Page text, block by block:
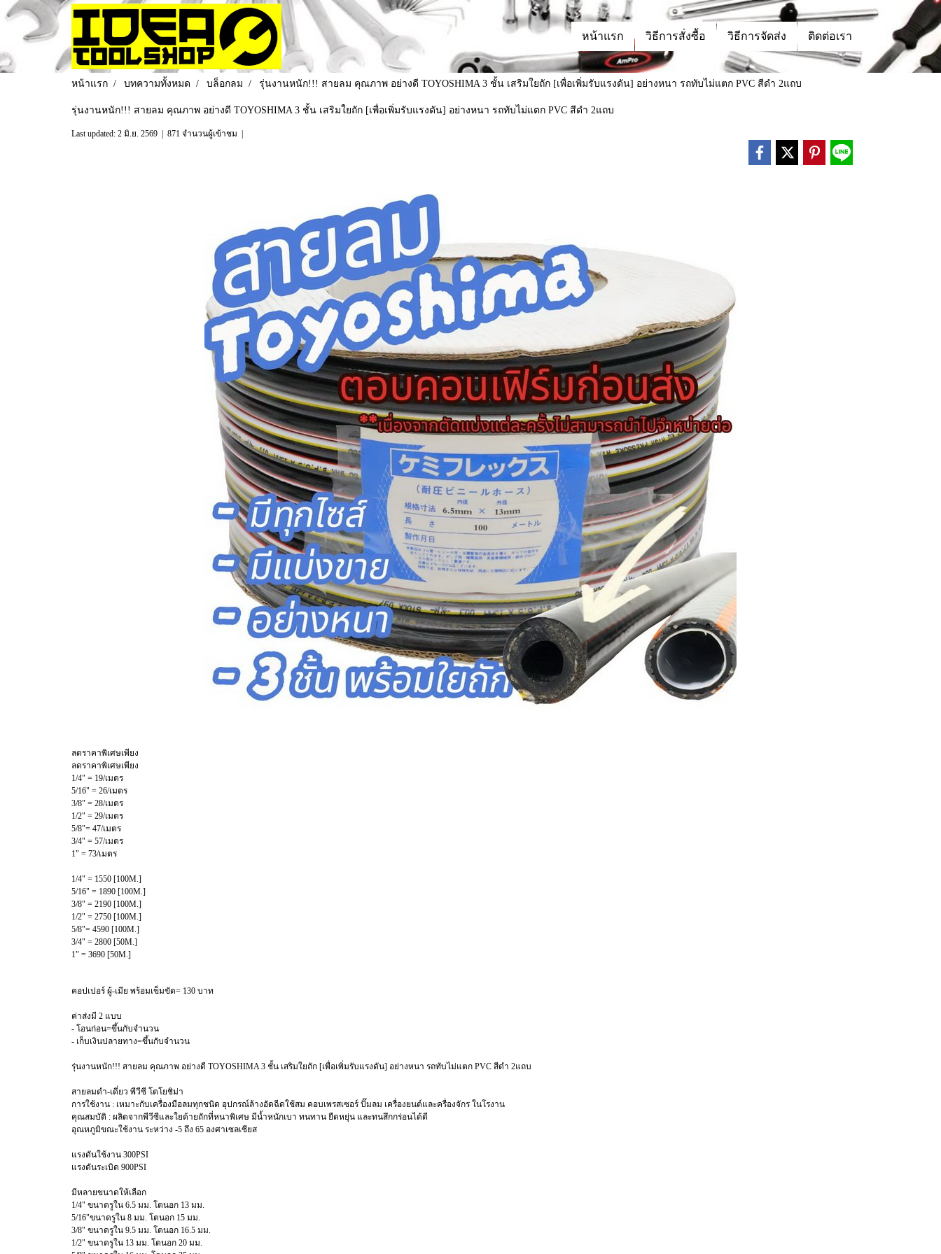
หน้าแรก วิธีการสั่งซื้อ วิธีการจัดส่ง ติดต่อเรา
หน้าแรก บทความทั้งหมด บล็อกลม รุ่นงานหนัก!!! สายลม คุณภาพ อย่างดี TOYOSHIMA 3 ชั้น เสริมใยถัก [เพื่อเพิ่มรับแรงดัน] อย่างหนา รถทับไม่แตก PVC สีดำ 2แถบ
รุ่นงานหนัก!!! สายลม คุณภาพ อย่างดี TOYOSHIMA 3 ชั้น เสริมใยถัก [เพื่อเพิ่มรับแรงดัน] อย่างหนา รถทับไม่แตก PVC สีดำ 2แถบ
Last updated: 2 มิ.ย. 2569 871 จำนวนผู้เข้าชม
ลดราคาพิเศษเพียง
ลดราคาพิเศษเพียง
1/4" = 19/เมตร
5/16" = 26/เมตร
3/8" = 28/เมตร
1/2" = 29/เมตร
5/8"= 47/เมตร
3/4" = 57/เมตร
1" = 73/เมตร
1/4" = 1550 [100M.]
5/16" = 1890 [100M.]
3/8" = 2190 [100M.]
1/2" = 2750 [100M.]
5/8"= 4590 [100M.]
3/4" = 2800 [50M.]
1" = 3690 [50M.]
คอปเปอร์ ผู้-เมีย พร้อมเข็มขัด= 130 บาท
ค่าส่งมี 2 แบบ
- โอนก่อน=ขึ้นกับจำนวน
- เก็บเงินปลายทาง=ขึ้นกับจำนวน
รุ่นงานหนัก!!! สายลม คุณภาพ อย่างดี TOYOSHIMA 3 ชั้น เสริมใยถัก [เพื่อเพิ่มรับแรงดัน] อย่างหนา รถทับไม่แตก PVC สีดำ 2แถบ
สายลมดำ-เดี่ยว พีวีซี โตโยชิม่า
การใช้งาน : เหมาะกับเครื่องมือลมทุกชนิด อุปกรณ์ล้างอัดฉีดใช้สม คอบเพรสเซอร์ ปั๊มลม เครื่องยนต์และครื่องจักร ในโรงาน
คุณสมบัติ : ผลิตจากพีวีซีและใยด้ายถักที่หนาพิเศษ มีน้ำหนักเบา ทนทาน ยืดหยุ่น และทนสึกกร่อนได้ดี
อุณหภูมิขณะใช้งาน ระหว่าง -5 ถึง 65 องศาเซลเซียส
แรงดันใช้งาน 300PSI
แรงดันระเบิด 900PSI
มีหลายขนาดให้เลือก
1/4" ขนาดรูใน 6.5 มม. โตนอก 13 มม.
5/16"ขนาดรูใน 8 มม. โตนอก 15 มม.
3/8" ขนาดรูใน 9.5 มม. โตนอก 16.5 มม.
1/2" ขนาดรูใน 13 มม. โตนอก 20 มม.